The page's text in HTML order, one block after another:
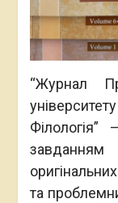
“Журнал
та